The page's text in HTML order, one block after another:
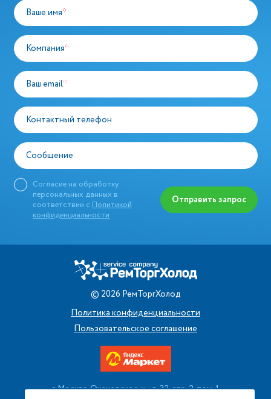
Ваше имя*
Компания*
Ваш email*
Контактный телефон
Сообщение
Согласие на обработку
персональных данных в
соответствии с Политикой
конфиденциальности
Отправить запрос
© 2026 РемТоргХолод
Политика конфиденциальности
Пользовательское соглашение
г. Москва, Очаковское ш., д. 32, стр. 2, пом. 1